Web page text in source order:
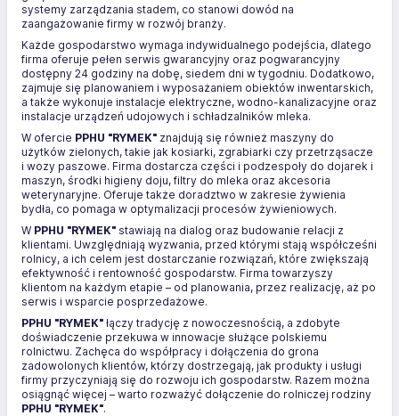
systemy zarządzania stadem, co stanowi dowód na
zaangażowanie firmy w rozwój branży.
Każde gospodarstwo wymaga indywidualnego podejścia, dlatego
firma oferuje pełen serwis gwarancyjny oraz pogwarancyjny
dostępny 24 godziny na dobę, siedem dni w tygodniu. Dodatkowo,
zajmuje się planowaniem i wyposażaniem obiektów inwentarskich,
a także wykonuje instalacje elektryczne, wodno-kanalizacyjne oraz
instalacje urządzeń udojowych i schładzalników mleka.
W ofercie PPHU "RYMEK" znajdują się również maszyny do
użytków zielonych, takie jak kosiarki, zgrabiarki czy przetrząsacze
i wozy paszowe. Firma dostarcza części i podzespoły do dojarek i
maszyn, środki higieny doju, filtry do mleka oraz akcesoria
weterynaryjne. Oferuje także doradztwo w zakresie żywienia
bydła, co pomaga w optymalizacji procesów żywieniowych.
W PPHU "RYMEK" stawiają na dialog oraz budowanie relacji z
klientami. Uwzględniają wyzwania, przed którymi stają współcześni
rolnicy, a ich celem jest dostarczanie rozwiązań, które zwiększają
efektywność i rentowność gospodarstw. Firma towarzyszy
klientom na każdym etapie – od planowania, przez realizację, aż po
serwis i wsparcie posprzedażowe.
PPHU "RYMEK" łączy tradycję z nowoczesnością, a zdobyte
doświadczenie przekuwa w innowacje służące polskiemu
rolnictwu. Zachęca do współpracy i dołączenia do grona
zadowolonych klientów, którzy dostrzegają, jak produkty i usługi
firmy przyczyniają się do rozwoju ich gospodarstw. Razem można
osiągnąć więcej – warto rozważyć dołączenie do rolniczej rodziny
PPHU "RYMEK".